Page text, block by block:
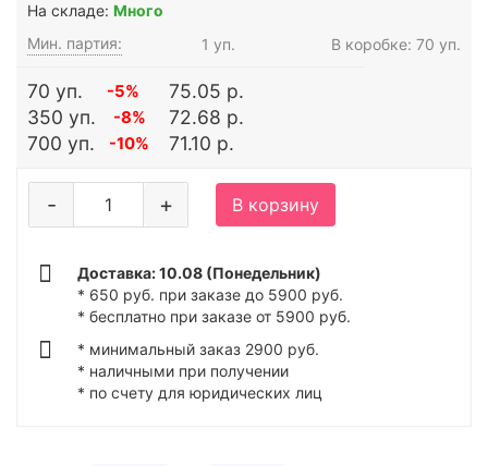
На складе: Много
Мин. партия:
1 уп. В коробке: 70 уп.
70 уп. -5%
75.05 р.
350 уп.
-8%
72.68 р.
700 уп.
-10% 71.10 р.
+
- В корзину
Доставка: 10.08 (Понедельник)
* 650 руб. при заказе до 5900 руб.
* бесплатно при заказе от 5900 руб.
* минимальный заказ 2900 руб.
* наличными при получении
* по счету для юридических лиц